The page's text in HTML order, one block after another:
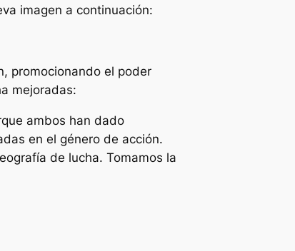
imagen a continuación:
promocionando el poder
mejoradas:
ambos han dado
en el género de acción.
de lucha. Tomamos la